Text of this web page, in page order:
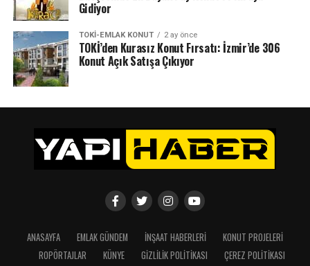
Gidiyor
TOKI-EMLAK KONUT 2 ay önce
TOKİ’den Kurasız Konut Fırsatı: İzmir’de 306
Konut Açık Satışa Çıkıyor
ANASAYFA EMLAK GÜNDEM İNŞAAT HABERLERI
KONUT PROJELERI
ROPÖRTAJLAR
KÜNYE GIZLILIK POLITIKASI ÇEREZ POLITIKASI